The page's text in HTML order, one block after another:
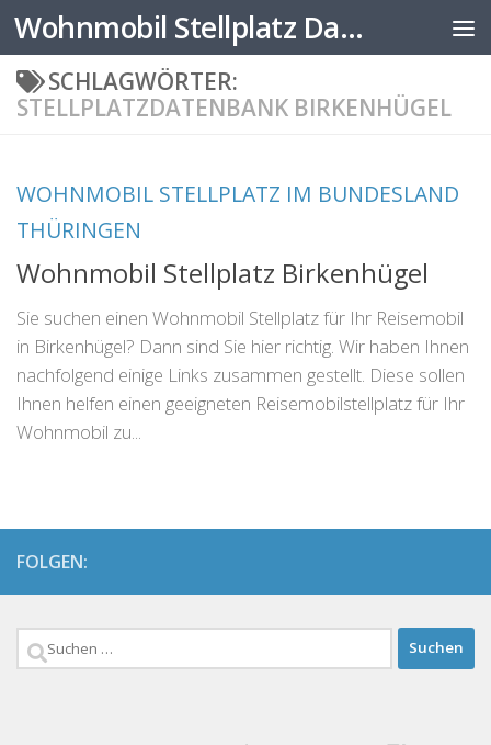
Zum Inhalt springen Wohnmobil Stellplatz Datenbank
SCHLAGWÖRTER:
STELLPLATZDATENBANK BIRKENHÜGEL
WOHNMOBIL STELLPLATZ IM BUNDESLAND
THÜRINGEN
Wohnmobil Stellplatz Birkenhügel
Sie suchen einen Wohnmobil Stellplatz für Ihr Reisemobil
in Birkenhügel? Dann sind Sie hier richtig. Wir haben Ihnen
nachfolgend einige Links zusammen gestellt. Diese sollen
Ihnen helfen einen geeigneten Reisemobilstellplatz für Ihr
Wohnmobil zu...
FOLGEN:
Suchen